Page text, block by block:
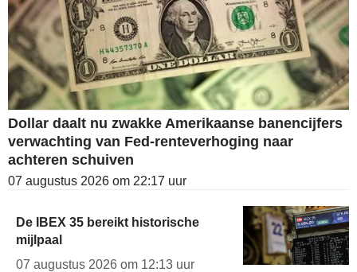
Dollar daalt nu zwakke Amerikaanse banencijfers
verwachting van Fed-renteverhoging naar
achteren schuiven
07 augustus 2026 om 22:17 uur
De IBEX 35 bereikt historische
mijlpaal
07 augustus 2026 om 12:13 uur